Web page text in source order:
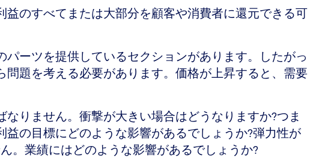
のすべてまたは大部分を顧客や消費者に還元できる可
ーツを提供しているセクションがあります。したがっ
題を考える必要があります。価格が上昇すると、需要
りません。衝撃が大きい場合はどうなりますか?つま
の目標にどのような影響があるでしょうか?弾力性が
。業績にはどのような影響があるでしょうか?